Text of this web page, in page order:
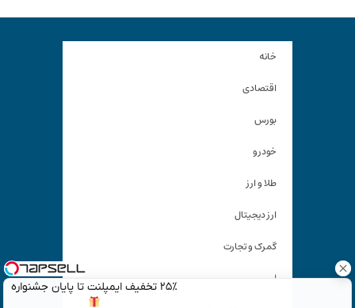
۲۵٪ تخفیف ایمپلنت تا پایان جشنواره
خانه
اقتصادی
بورس
خودرو
طلا و ارز
ارز دیجیتال
گمرک و تجارت
|